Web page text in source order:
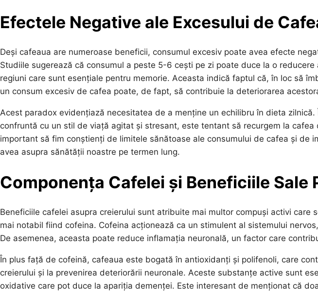
Efectele Negative ale Excesului de
Deși cafeaua are numeroase beneficii, consumul excesiv poate avea efecte
Studiile sugerează că consumul a peste 5-6 cești pe zi poate duce la o
regiuni care sunt esențiale pentru memorie. Aceasta indică faptul că, în loc să
un consum excesiv de cafea poate, de fapt, să contribuie la deteriorarea
Acest paradox evidențiază necesitatea de a menține un echilibru în dieta
confruntă cu un stil de viață agitat și stresant, este tentant să recurgem la cafea
important să fim conștienți de limitele sănătoase ale consumului de cafea și de
avea asupra sănătății noastre pe termen lung.
Componența Cafelei și Beneficiile Sale
Beneficiile cafelei asupra creierului sunt atribuite mai multor compuși activi care
mai notabil fiind cofeina. Cofeina acționează ca un stimulent al sistemului
De asemenea, aceasta poate reduce inflamația neuronală, un factor care
În plus față de cofeină, cafeaua este bogată în antioxidanți și polifenoli, care
creierului și la prevenirea deteriorării neuronale. Aceste substanțe active sunt
oxidative care pot duce la apariția demenței. Este interesant de menționat că